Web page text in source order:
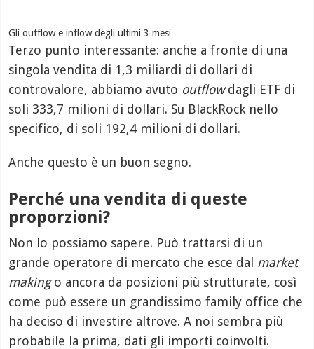
Gli outflow e inflow degli ultimi 3 mesi
Terzo punto interessante: anche a fronte di una
singola vendita di 1,3 miliardi di dollari di
controvalore, abbiamo avuto outflowdagli ETF di
soli 333,7 milioni di dollari. Su BlackRock nello
specifico, di soli 192,4 milioni di dollari.
Anche questo è un buon segno.
Perché una vendita di queste
proporzioni?
Non lo possiamo sapere. Può trattarsi di un
grande operatore di mercato che esce dal market
makingo ancora da posizioni più strutturate, così
come può essere un grandissimo family office che
ha deciso di investire altrove. A noi sembra più
probabile la prima, dati gli importi coinvolti.